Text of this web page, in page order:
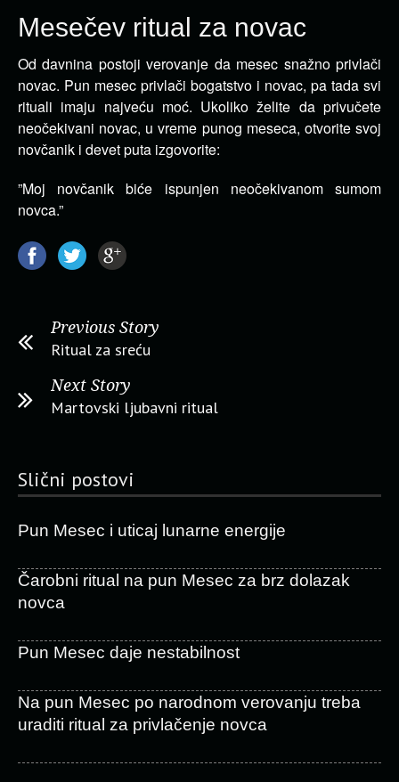
Mesečev ritual za novac
Od davnina postoji verovanje da mesec snažno privlači
novac. Pun mesec privlači bogatstvo i novac, pa tada svi
rituali imaju najveću moć. Ukoliko želite da privučete
neočekivani novac, u vreme punog meseca, otvorite svoj
novčanik i devet puta izgovorite:
”Moj novčanik biće ispunjen neočekivanom sumom
novca.”
Previous Story
Ritual za sreću
Next Story
Martovski ljubavni ritual
Slični postovi
Pun Mesec i uticaj lunarne energije
Čarobni ritual na pun Mesec za brz dolazak
novca
Pun Mesec daje nestabilnost
Na pun Mesec po narodnom verovanju treba
uraditi ritual za privlačenje novca